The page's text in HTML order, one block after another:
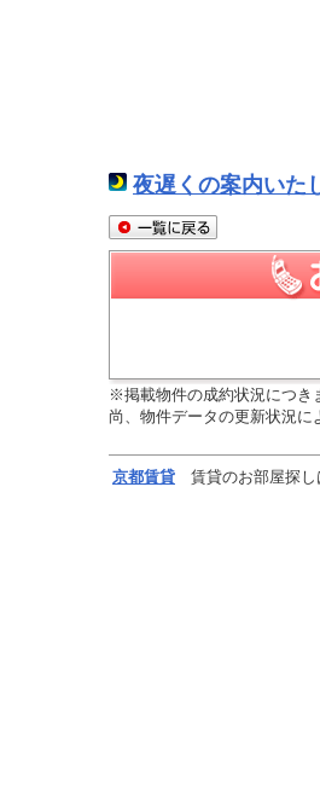
夜遅くの案内いた
※掲載物件の成約状況につき
尚、物件データの更新状況
京都賃貸 賃貸のお部屋探し